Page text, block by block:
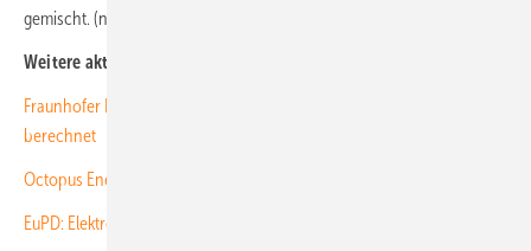
gemischt. (nhp)
Weitere aktuelle News:
Fraunhofer ISE hat Szenarien zum Gelingen der Energiewende neu
berechnet
Octopus Energy bietet Tesla-Stromtarif an
EuPD: Elektroautos boomen, Ladeinfrastruktur wächst